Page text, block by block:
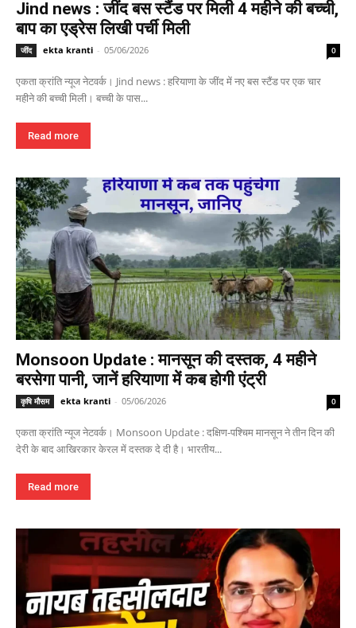
Jind news : जींद बस स्टैंड पर मिली 4 महीने की बच्ची,
बाप का एड्रेस लिखी पर्ची मिली
जींद ekta kranti - 05/06/2026 0
एकता क्रांति न्यूज नेटवर्क। Jind news : हरियाणा के जींद में नए बस स्टैंड पर एक चार
महीने की बच्ची मिली। बच्ची के पास...
Read more
Monsoon Update : मानसून की दस्तक, 4 महीने
बरसेगा पानी, जानें हरियाणा में कब होगी एंट्री
कृषि मौसम ekta kranti - 05/06/2026 0
एकता क्रांति न्यूज नेटवर्क। Monsoon Update : दक्षिण-पश्चिम मानसून ने तीन दिन की
देरी के बाद आखिरकार केरल में दस्तक दे दी है। भारतीय...
Read more